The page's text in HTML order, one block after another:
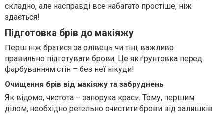
складно, але насправді все набагато простіше, ніж
здається!
Підготовка брів до макіяжу
Перш ніж братися за олівець чи тіні, важливо
правильно підготувати брови. Це як ґрунтовка перед
фарбуванням стін – без неї нікуди!
Очищення брів від макіяжу та забруднень
Як відомо, чистота – запорука краси. Тому, першим
ділом, необхідно ретельно очистити брови від залишків